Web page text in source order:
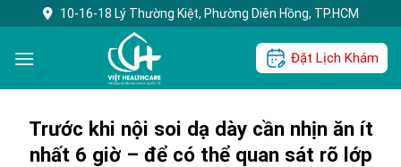
to
content
10-16-18 Lý Thường Kiệt, Phường Diên Hồng, TP.HCM
Đặt Lịch Khám
Trước khi nội soi dạ dày cần nhịn ăn ít
nhất 6 giờ – để có thể quan sát rõ lớp